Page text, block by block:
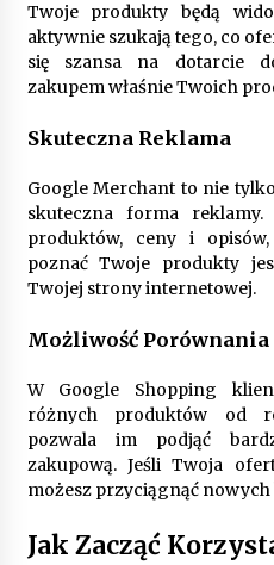
Twoje produkty będą
aktywnie szukają tego, co
się szansa na dotarcie
zakupem właśnie Twoich
Skuteczna Reklama
Google Merchant to nie
skuteczna forma
produktów, ceny i
poznać Twoje produkty
Twojej strony internetowej.
Możliwość Porównania
W Google Shopping
różnych produktów od
pozwala im podjąć
zakupową. Jeśli Twoja
możesz przyciągnąć
Jak Zacząć